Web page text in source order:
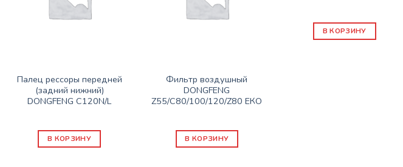
Палец рессоры передней
(задний нижний)
DONGFENG C120N/L
В КОРЗИНУ
Фильтр воздушный
DONGFENG
Z55/C80/100/120/Z80 ЕКО
В КОРЗИНУ
В КОРЗИНУ